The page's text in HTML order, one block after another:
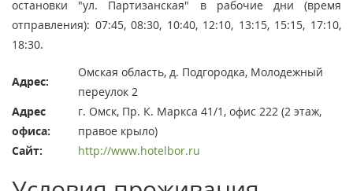
остановки "ул. Партизанская" в рабочие дни (время
отправления): 07:45, 08:30, 10:40, 12:10, 13:15, 15:15, 17:10,
18:30.
Адрес:
Омская область, д. Подгородка, Молодежный
переулок 2
Адрес
офиса:
г. Омск, Пр. К. Маркса 41/1, офис 222 (2 этаж,
правое крыло)
Сайт:
http://www.hotelbor.ru